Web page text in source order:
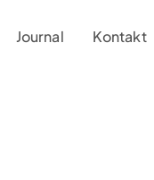
Journal Kontakt